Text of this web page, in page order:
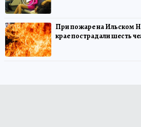
При пожаре на Ильском
крае пострадали шесть